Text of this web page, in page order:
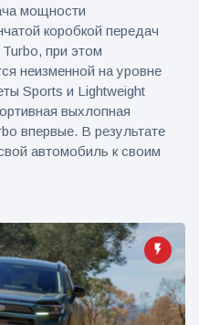
мощности
​​коробкой передач
при этом
неизменной на уровне
Sports и Lightweight
выхлопная
впервые. В результате
автомобиль к своим